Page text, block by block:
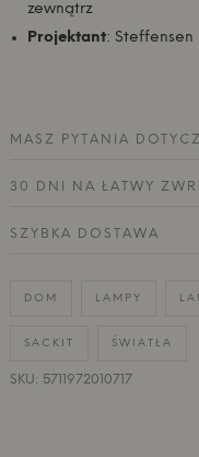
zewnątrz
Projektant: Steffensen
MASZ PYTANIA
30 DNI NA ŁATWY
SZYBKA DOSTAWA
DOM LAMPY
SACKIT ŚWIATŁA
SKU: 5711972010717